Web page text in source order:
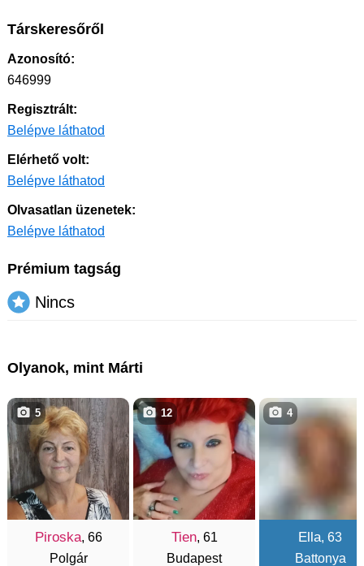
Társkeresőről
Azonosító:
646999
Regisztrált:
Belépve láthatod
Elérhető volt:
Belépve láthatod
Olvasatlan üzenetek:
Belépve láthatod
Prémium tagság
Nincs
Olyanok, mint Márti
Piroska, 66
Polgár
5
Tien, 61
Budapest
12
Ella, 63
Battonya
4